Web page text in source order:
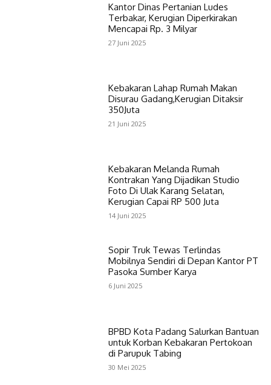
Kantor Dinas Pertanian Ludes
Terbakar, Kerugian Diperkirakan
Mencapai Rp. 3 Milyar
27 Juni 2025
Kebakaran Lahap Rumah Makan
Disurau Gadang,Kerugian Ditaksir
350Juta
21 Juni 2025
Kebakaran Melanda Rumah
Kontrakan Yang Dijadikan Studio
Foto Di Ulak Karang Selatan,
Kerugian Capai RP 500 Juta
14 Juni 2025
Sopir Truk Tewas Terlindas
Mobilnya Sendiri di Depan Kantor PT
Pasoka Sumber Karya
6 Juni 2025
BPBD Kota Padang Salurkan Bantuan
untuk Korban Kebakaran Pertokoan
di Parupuk Tabing
30 Mei 2025